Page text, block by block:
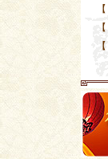
【
【
【